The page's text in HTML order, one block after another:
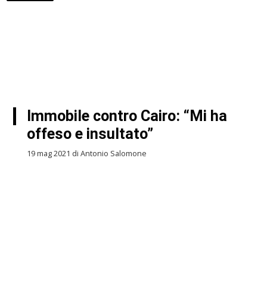
Immobile contro Cairo: “Mi ha
offeso e insultato”
19 mag 2021 di Antonio Salomone